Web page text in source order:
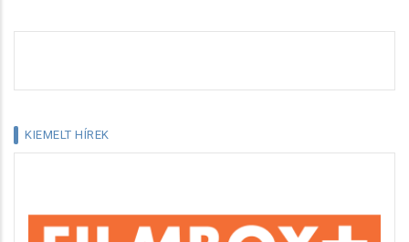
KIEMELT HÍREK